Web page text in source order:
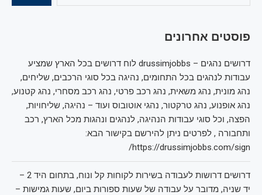
פוסטים אחרונים
דרושים נהגים – drussimjobbs לוח דרושים בכל הארץ שמציע
עבודות לנהגים בכל התחומים, נהיגה בכל סוגי הרכבים, שליחים,
נהג מונית, נהג משאית, נהג רכב פרטי, נהג רכב מסחרי, נהג קטנוע,
נהג אופנוע, נהג טרקטור, נהגי אוטובוס ועוד – נהיגה, שליחויות,
הפצה, וכל סוגי עבודות הנהיגה, לנהגים ונהגות מכל הארץ, רכב
ותחבורה , לפרטים ניתן להירשם בקישור הבא:
https://drussimjobbs.com/sign/
דרושים דרושות לעבודה בשירות לקוחות קל ונוח, בתחום היד 2 –
יד שניה, מדובר על עבודה של שעות ספורות ביום, שעות גמישות –